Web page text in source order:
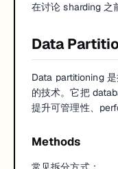
在讨论 sharding 之
Data
Data partitioning
的技术。它把
提升可管理性、
Methods